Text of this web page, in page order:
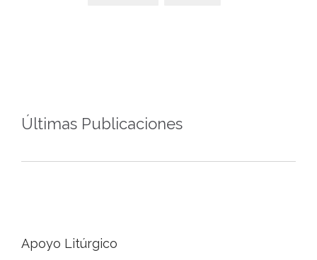
Últimas Publicaciones
Apoyo Litúrgico